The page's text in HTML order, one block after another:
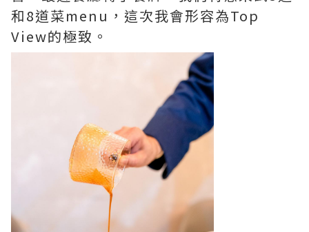
和8道菜menu，這次我會形容為Top
View的極致。